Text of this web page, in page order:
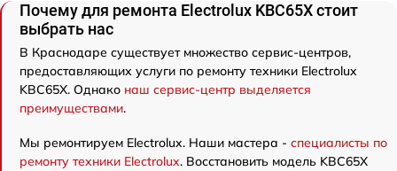
Почему для ремонта Electrolux KBC65X стоит
выбрать нас
В Краснодаре существует множество сервис-центров,
предоставляющих услуги по ремонту техники Electrolux
KBC65X. Однако наш сервис-центр выделяется
преимуществами.
Мы ремонтируем Electrolux. Наши мастера - специалисты по
ремонту техники Electrolux. Восстановить модель KBC65X